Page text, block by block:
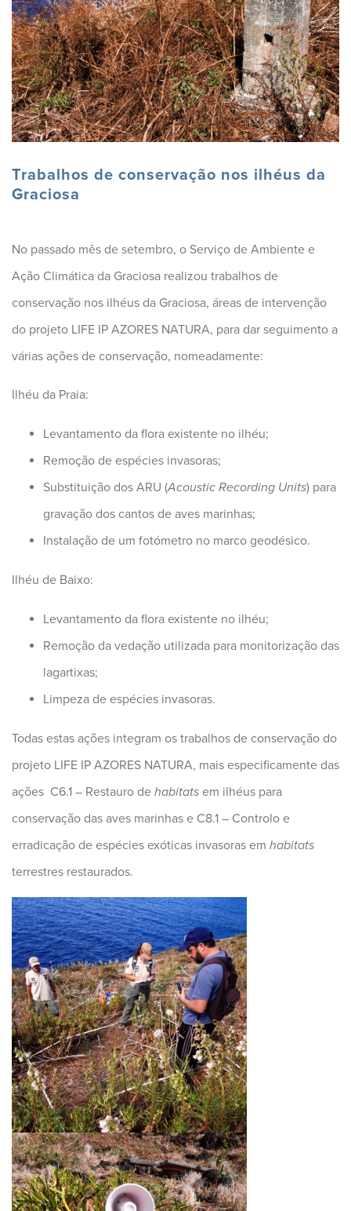
Trabalhos de conservação nos ilhéus da
Graciosa
No passado mês de setembro, o Serviço de Ambiente e
Ação Climática da Graciosa realizou trabalhos de
conservação nos ilhéus da Graciosa, áreas de intervenção
do projeto LIFE IP AZORES NATURA, para dar seguimento a
várias ações de conservação, nomeadamente:
Ilhéu da Praia:
Levantamento da flora existente no ilhéu;
Remoção de espécies invasoras;
Substituição dos ARU (Acoustic Recording Units) para
gravação dos cantos de aves marinhas;
Instalação de um fotómetro no marco geodésico.
Ilhéu de Baixo:
Levantamento da flora existente no ilhéu;
Remoção da vedação utilizada para monitorização das
lagartixas;
Limpeza de espécies invasoras.
Todas estas ações integram os trabalhos de conservação do
projeto LIFE IP AZORES NATURA, mais especificamente das
ações C6.1 – Restauro de habitats em ilhéus para
conservação das aves marinhas e C8.1 – Controlo e
erradicação de espécies exóticas invasoras em habitats
terrestres restaurados.